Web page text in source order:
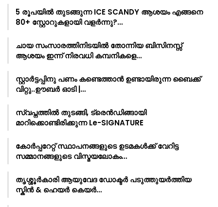
5 രൂപയിൽ തുടങ്ങുന്ന ICE SCANDY ആശയം എങ്ങനെ
80+ സ്റ്റോറുകളായി വളർന്നു?…
ചായ സംസാരത്തിനിടയിൽ തോന്നിയ ബിസിനസ്സ്
ആശയം ഇന്ന് നിരവധി കമ്പനികളെ…
സ്റ്റാർട്ടപ്പിനു പണം കണ്ടെത്താൻ ഉണ്ടായിരുന്ന ബൈക്ക്
വിറ്റു..ഊബർ ഓടി |…
സ്വപ്നത്തിൽ തുടങ്ങി, ട്രെൻഡിങ്ങായി
മാറിക്കൊണ്ടിരിക്കുന്ന Le-SIGNATURE
കോർപ്പറേറ്റ് സ്ഥാപനങ്ങളുടെ ഉടമകൾക്ക് വേറിട്ട
സമ്മാനങ്ങളുടെ വിസ്മയലോകം…
തൃശ്ശൂർകാരി ആയുവേദ ഡോക്ടർ പടുത്തുയർത്തിയ
സ്കിൻ & ഹെയർ കെയർ…